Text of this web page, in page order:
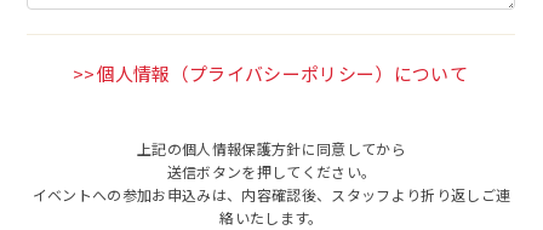
個人情報（プライバシーポリシー）について
上記の個人情報保護方針に同意してから
送信ボタンを押してください。
イベントへの参加お申込みは、内容確認後、スタッフより折り返しご連
絡いたします。